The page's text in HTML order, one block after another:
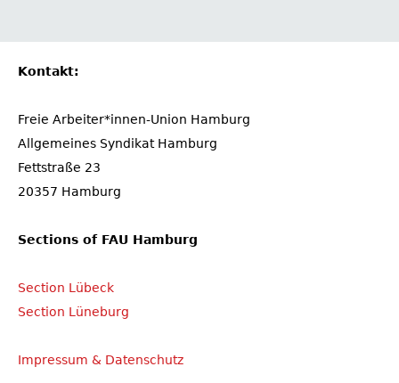
Kontakt:
Freie Arbeiter*innen-Union Hamburg
Allgemeines Syndikat Hamburg
Fettstraße 23
20357 Hamburg
Sections of FAU Hamburg
Section Lübeck
Section Lüneburg
Impressum & Datenschutz